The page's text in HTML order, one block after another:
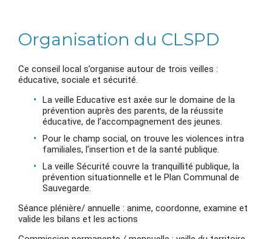
Organisation du CLSPD
Ce conseil local s’organise autour de trois veilles :
éducative, sociale et sécurité.
La veille Educative est axée sur le domaine de la
prévention auprès des parents, de la réussite
éducative, de l’accompagnement des jeunes.
Pour le champ social, on trouve les violences intra
familiales, l’insertion et de la santé publique.
La veille Sécurité couvre la tranquillité publique, la
prévention situationnelle et le Plan Communal de
Sauvegarde.
Séance plénière/ annuelle : anime, coordonne, examine et
valide les bilans et les actions